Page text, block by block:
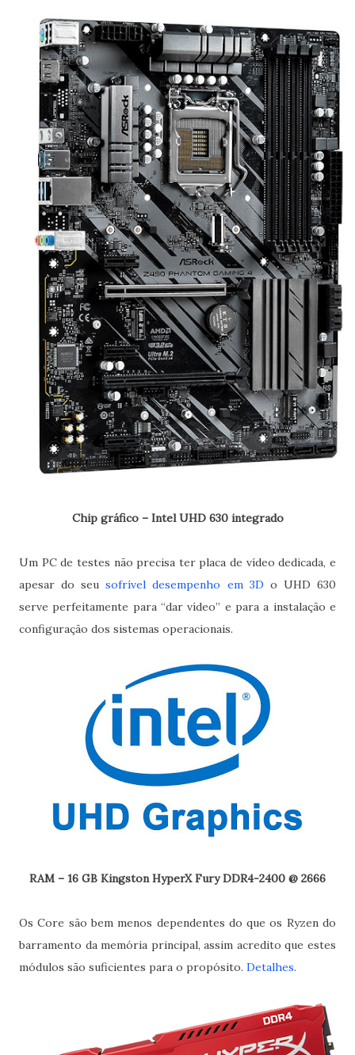
Chip gráfico – Intel UHD 630 integrado
Um PC de testes não precisa ter placa de vídeo dedicada, e
apesar do seusofrível desempenho em 3D o UHD 630
serve perfeitamente para “dar vídeo” e para a instalação e
configuração dos sistemas operacionais.
RAM – 16 GB Kingston HyperX Fury DDR4-2400 @ 2666
Os Core são bem menos dependentes do que os Ryzen do
barramento da memória principal, assim acredito que estes
módulos são suficientes para o propósito. Detalhes.